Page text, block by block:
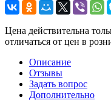
Цена действительна
отличаться от цен в
Описание
Отзывы
Задать вопрос
Дополнительно